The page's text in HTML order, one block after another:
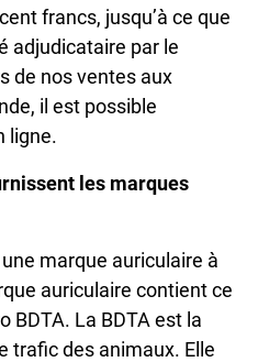
francs, jusqu’à ce que
adjudicataire par le
de nos ventes aux
il est possible
ligne.
les marques
marque auriculaire à
auriculaire contient ce
BDTA. La BDTA est la
trafic des animaux. Elle